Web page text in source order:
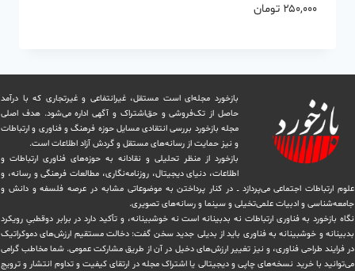
۲۵۰,۰۰۰ تومان
بازخورد مجله‌ای است مستقل، غیرانتفاعی و غیرتجاری که با درآمد
حاصل از تک‌فروشی و حق‌اشتراک و آگهی اداره می‌شود. ‏هدف اصلی
مجله بازخورد بررسی انتقادی مسایل حوزه فرهنگ و فناوری و ارتباطات
و نیز حمایت از رسانه‌های مستقل و‌ گردش ‏آزاد اطلاعات است.
بازخورد از منظر تحلیلی و نقادانه به حوزه‌های فناوری ارتباطات و
اطلاعات، دنیای دیجیتال، روزنامه‌نگاری، ‏مطالعات فرهنگی و رسانه، و
علوم ارتباطات اجتماعی می‌پردازد ــ در کنار پرداختن به موضوعاتی مشابه در عرصه فلسفه و دانش و
‏جامعه‌شناسی و ادبیات علمی‌تخیلی و سینما و رسانه‌های تصویری.
نگاه بازخورد به فناوری ارتباطات نه بدبینانه است نه خوشبینانه، و تأکید دارد ‏در برابر دوقطبیِ رویکرد
بدبینانه و خوشبینانه به فناوری باید از بدیلی جدید سخن گفت: دخالت مستقیم ارزش‌های دموکراتیک
در ‏فرایند طراحی فناوری، و نیز تغییر ارزش‌های دخيل در آن از طریق مشاركت عمومی. شما مخاطب گرامی
می‌توانید با خرید نسخه‌های چاپی و دیجیتالی یا ‏اشتراک مجله در ارتقای کیفیت و تداوم انتشار و ترویج